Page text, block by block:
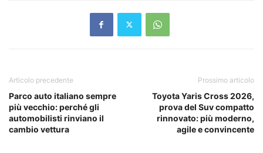
Articolo precedente
Parco auto italiano sempre
più vecchio: perché gli
automobilisti rinviano il
cambio vettura
Prossimo articolo
Toyota Yaris Cross 2026,
prova del Suv compatto
rinnovato: più moderno,
agile e convincente